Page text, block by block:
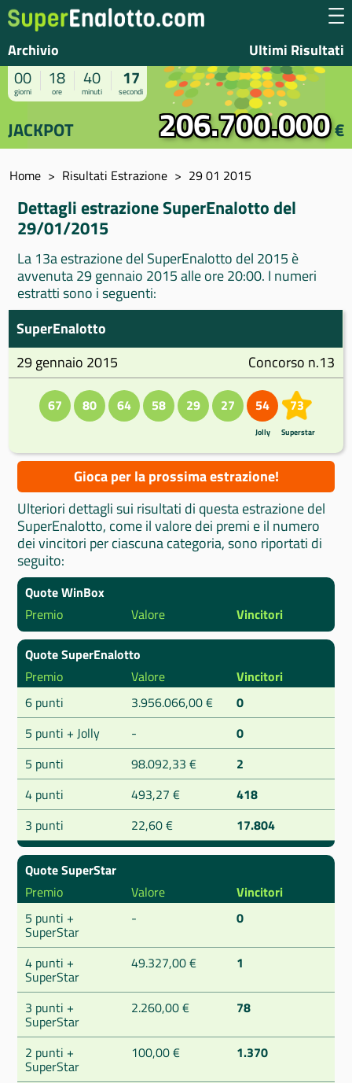
Archivio Ultimi Risultati
00
giorni
18
ore
40
minuti
17
secondi
JACKPOT 206.700.000€
Home Risultati Estrazione 29 01 2015
Dettagli estrazione SuperEnalotto del
29/01/2015
La 13a estrazione del SuperEnalotto del 2015 è
avvenuta 29 gennaio 2015 alle ore 20:00. I numeri
estratti sono i seguenti:
SuperEnalotto
29 gennaio 2015
Concorso n.13
67 80 64 58 29 27 54
Jolly
73
Superstar
Gioca per la prossima estrazione!
Ulteriori dettagli sui risultati di questa estrazione del
SuperEnalotto, come il valore dei premi e il numero
dei vincitori per ciascuna categoria, sono riportati di
seguito:
Quote WinBox
Premio
Valore Vincitori
Quote SuperEnalotto
Premio
Valore
Vincitori
6 punti
3.956.066,00 €
0
5 punti + Jolly
-
0
5 punti
98.092,33 €
2
4 punti
493,27 €
418
3 punti
22,60 € 17.804
Quote SuperStar
Premio
Valore
Vincitori
5 punti +
SuperStar
- 0
4 punti +
SuperStar
49.327,00 € 1
3 punti +
SuperStar
2.260,00 € 78
2 punti +
SuperStar
100,00 € 1.370